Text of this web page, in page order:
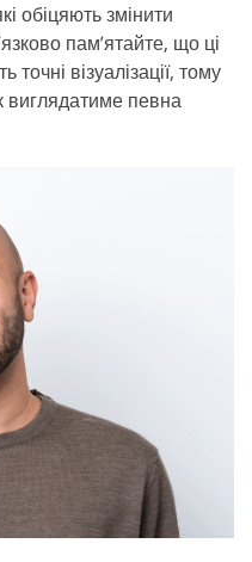
обіцяють змінити
пам’ятайте, що ці
візуалізації, тому
виглядатиме певна